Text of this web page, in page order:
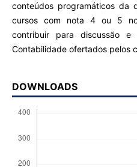
conteúdos programáticos da
cursos com nota 4 ou 5 no
contribuir para discussão
Contabilidade ofertados pelos
DOWNLOADS